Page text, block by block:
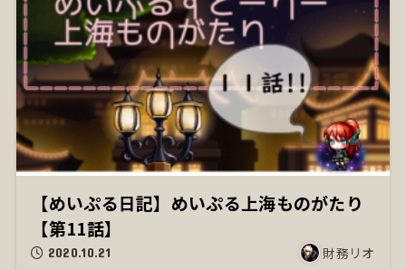
【めいぷる日記】めいぷる上海ものがたり
【第11話】
2020.10.21 財務リオ